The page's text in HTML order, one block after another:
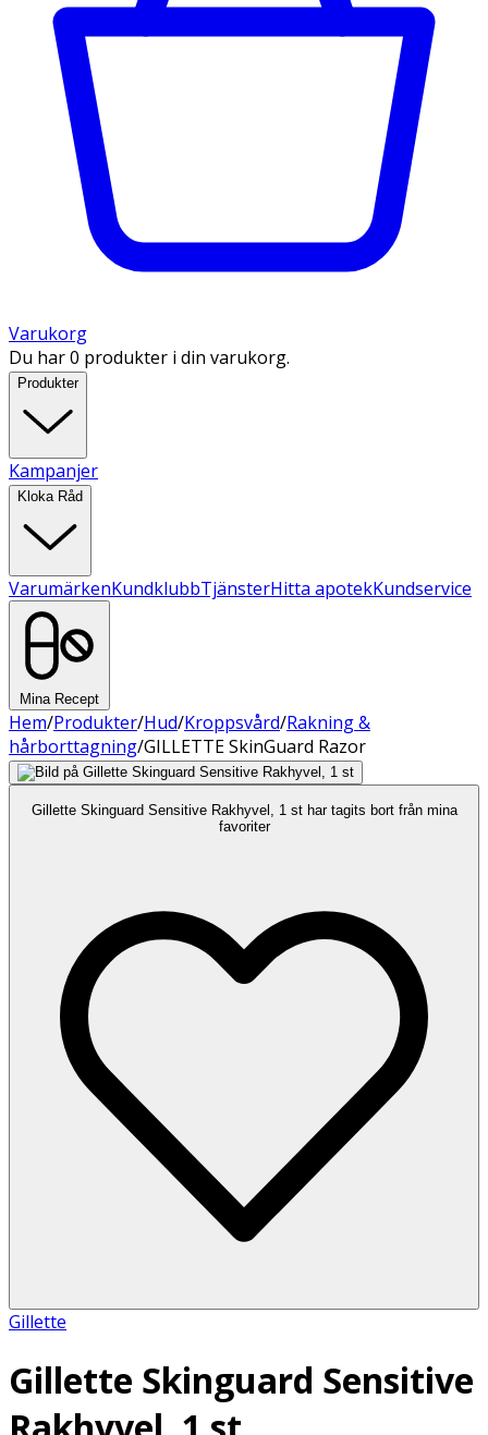
Varukorg
Du har 0 produkter i din varukorg.
Produkter
Kampanjer
Kloka Råd
VarumärkenKundklubbTjänsterHitta apotekKundservice
Mina Recept
Hem/Produkter/Hud/Kroppsvård/Rakning &
hårborttagning/GILLETTE SkinGuard Razor
Gillette Skinguard Sensitive Rakhyvel, 1 st har tagits bort från mina
favoriter
Gillette
Gillette Skinguard Sensitive